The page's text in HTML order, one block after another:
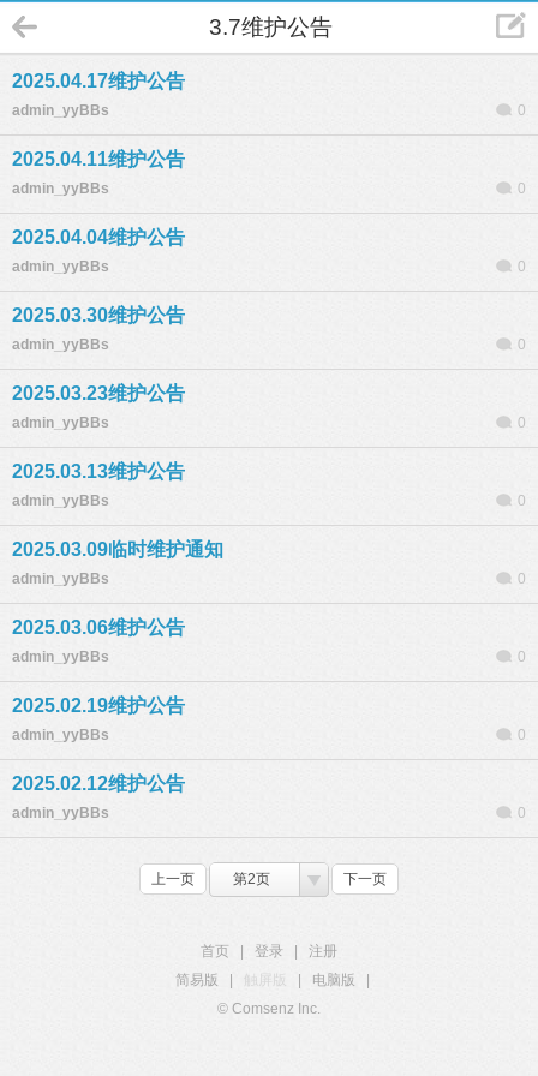
3.7维护公告
2025.04.17维护公告
admin_yyBBs 0
2025.04.11维护公告
admin_yyBBs 0
2025.04.04维护公告
admin_yyBBs 0
2025.03.30维护公告
admin_yyBBs 0
2025.03.23维护公告
admin_yyBBs 0
2025.03.13维护公告
admin_yyBBs 0
2025.03.09临时维护通知
admin_yyBBs 0
2025.03.06维护公告
admin_yyBBs 0
2025.02.19维护公告
admin_yyBBs 0
2025.02.12维护公告
admin_yyBBs 0
上一页 第2页 下一页
首页 登录
注册
简易版
触屏版 电脑版
© Comsenz Inc.